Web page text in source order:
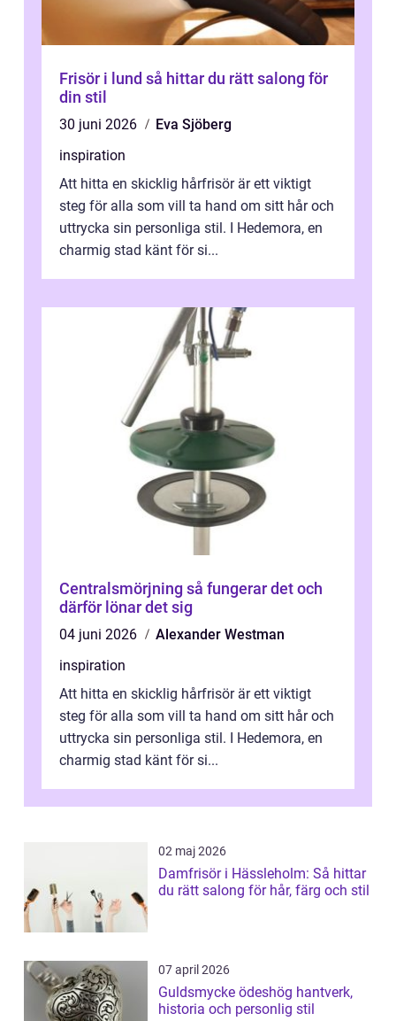
Frisör i lund så hittar du rätt salong för
din stil
30 juni 2026
Eva Sjöberg
inspiration
Att hitta en skicklig hårfrisör är ett viktigt
steg för alla som vill ta hand om sitt hår och
uttrycka sin personliga stil. I Hedemora, en
charmig stad känt för si...
Centralsmörjning så fungerar det och
därför lönar det sig
04 juni 2026
Alexander Westman
inspiration
Att hitta en skicklig hårfrisör är ett viktigt
steg för alla som vill ta hand om sitt hår och
uttrycka sin personliga stil. I Hedemora, en
charmig stad känt för si...
02 maj 2026
Damfrisör i Hässleholm: Så hittar
du rätt salong för hår, färg och stil
07 april 2026
Guldsmycke ödeshög hantverk,
historia och personlig stil